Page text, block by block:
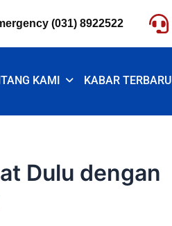
(031) 8922522
KAMI KABAR TERBARU
Dulu dengan